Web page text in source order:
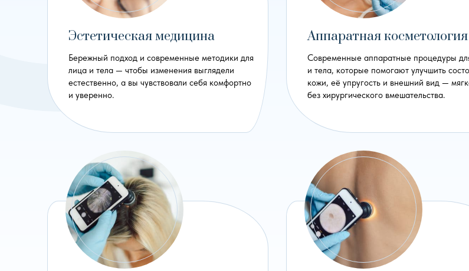
Эстетическая медицина
Бережный подход и современные методики для
лица и тела — чтобы изменения выглядели
естественно, а вы чувствовали себя комфортно
и уверенно.
Аппаратная косметология
Современные аппаратные процедуры
и тела, которые помогают улучшить
кожи, её упругость и внешний вид —
без хирургического вмешательства.